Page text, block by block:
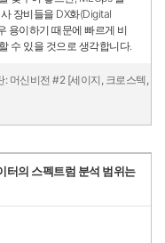
장비들을 DX화(Digital
용이하기 때문에 빠르게 비
수 있을 것으로 생각합니다.
머신비전 #2 [세이지, 크로스텍,
터의 스펙트럼 분석 범위는